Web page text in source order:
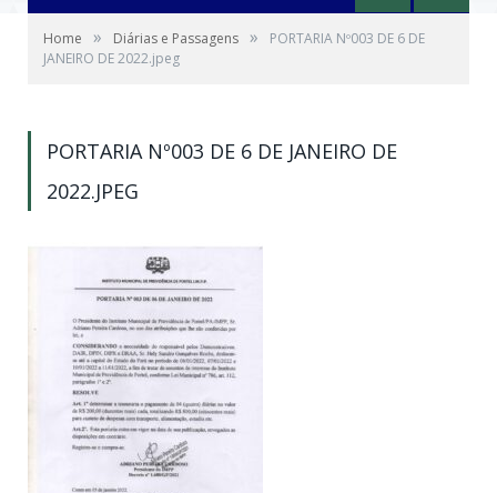
Home » Diárias e Passagens »
PORTARIA Nº003 DE 6 DE
JANEIRO DE 2022.jpeg
PORTARIA Nº003 DE 6 DE JANEIRO DE
2022.JPEG